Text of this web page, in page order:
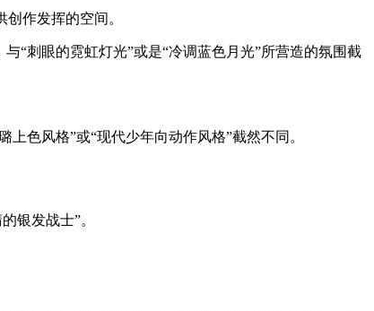
作发挥的空间。
“刺眼的霓虹灯光”或是“冷调蓝色月光”所营造的氛围截
色风格”或“现代少年向动作风格”截然不同。
银发战士”。